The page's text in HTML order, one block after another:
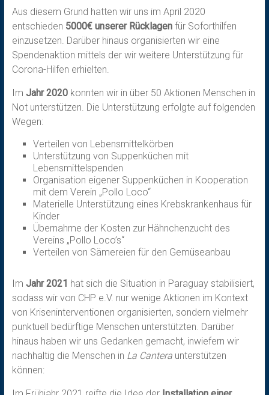
Aus diesem Grund hatten wir uns im April 2020
entschieden 5000€ unserer Rücklagenfür Soforthilfen
einzusetzen. Darüber hinaus organisierten wir eine
Spendenaktion mittels der wir weitere Unterstützung für
Corona-Hilfen erhielten.
Im Jahr 2020konnten wir in über 50 Aktionen Menschen in
Not unterstützen. Die Unterstützung erfolgte auf folgenden
Wegen:
Verteilen von Lebensmittelkörben
Unterstützung von Suppenküchen mit
Lebensmittelspenden
Organisation eigener Suppenküchen in Kooperation
mit dem Verein „Pollo Loco“
Materielle Unterstützung eines Krebskrankenhaus für
Kinder
Übernahme der Kosten zur Hähnchenzucht des
Vereins „Pollo Loco’s“
Verteilen von Sämereien für den Gemüseanbau
Im Jahr 2021 hat sich die Situation in Paraguay stabilisiert,
sodass wir von CHP e.V. nur wenige Aktionen im Kontext
von Kriseninterventionen organisierten, sondern vielmehr
punktuell bedürftige Menschen unterstützten. Darüber
hinaus haben wir uns Gedanken gemacht, inwiefern wir
nachhaltig die Menschen in La Canteraunterstützen
können: